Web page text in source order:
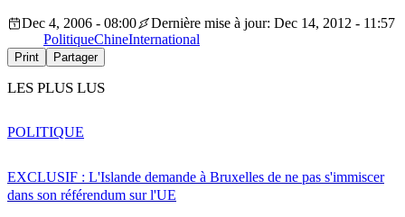
Dec 4, 2006 - 08:00
Dernière mise à jour: Dec 14, 2012 - 11:57
PolitiqueChineInternational
Print Partager
LES PLUS LUS
EXCLUSIF : L'Islande demande à Bruxelles de ne pas s'immiscer
dans son référendum sur l'UE
POLITIQUE